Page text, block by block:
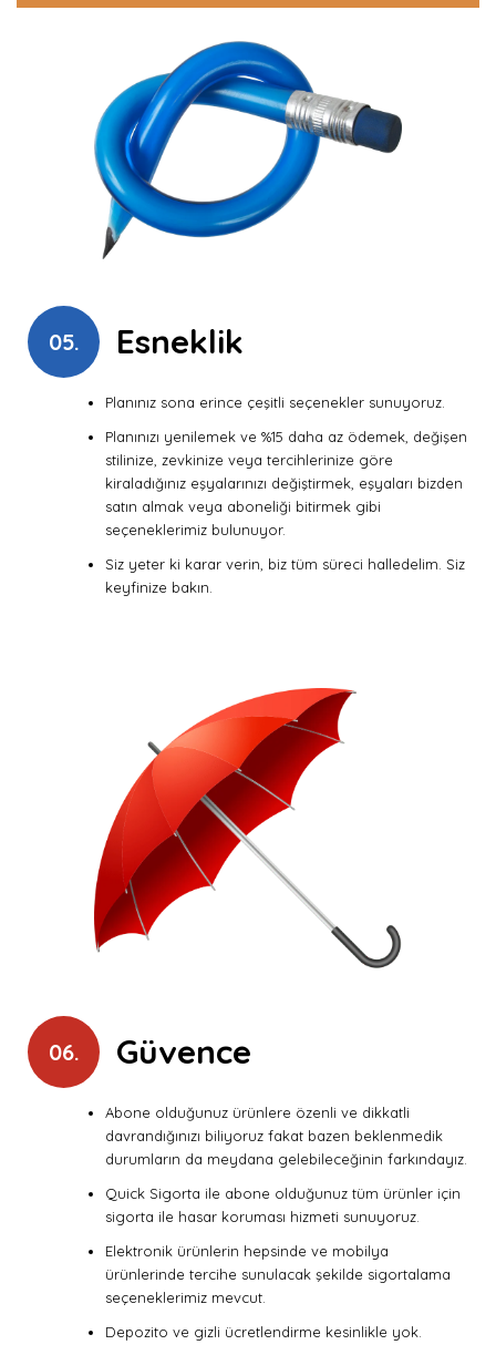
05. Esneklik
Planınız sona erince çeşitli seçenekler sunuyoruz.
Planınızı yenilemek ve %15 daha az ödemek, değişen
stilinize, zevkinize veya tercihlerinize göre
kiraladığınız eşyalarınızı değiştirmek, eşyaları bizden
satın almak veya aboneliği bitirmek gibi
seçeneklerimiz bulunuyor.
Siz yeter ki karar verin, biz tüm süreci halledelim. Siz
keyfinize bakın.
06. Güvence
Abone olduğunuz ürünlere özenli ve dikkatli
davrandığınızı biliyoruz fakat bazen beklenmedik
durumların da meydana gelebileceğinin farkındayız.
Quick Sigorta ile abone olduğunuz tüm ürünler için
sigorta ile hasar koruması hizmeti sunuyoruz.
Elektronik ürünlerin hepsinde ve mobilya
ürünlerinde tercihe sunulacak şekilde sigortalama
seçeneklerimiz mevcut.
Depozito ve gizli ücretlendirme kesinlikle yok.